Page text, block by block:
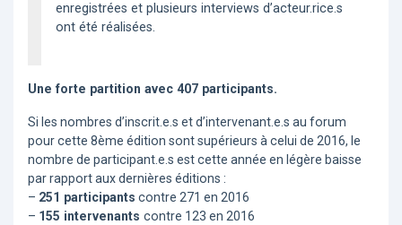
enregistrées et plusieurs interviews d’acteur.rice.s
ont été réalisées.
Une forte partition avec 407 participants.
Si les nombres d’inscrit.e.s et d’intervenant.e.s au forum
pour cette 8ème édition sont supérieurs à celui de 2016, le
nombre de participant.e.s est cette année en légère baisse
par rapport aux dernières éditions :
– 251 participants contre 271 en 2016
– 155 intervenants contre 123 en 2016